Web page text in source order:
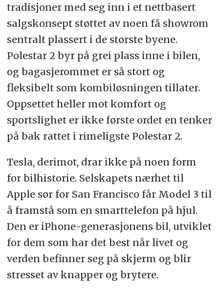
tradisjoner med seg inn i et nettbasert
salgskonsept støttet av noen få showrom
sentralt plassert i de største byene.
Polestar 2 byr på grei plass inne i bilen,
og bagasjerommet er så stort og
fleksibelt som kombiløsningen tillater.
Oppsettet heller mot komfort og
sportslighet er ikke første ordet en tenker
på bak rattet i rimeligste Polestar 2.
Tesla, derimot, drar ikke på noen form
for bilhistorie. Selskapets nærhet til
Apple sør for San Francisco får Model 3 til
å framstå som en smarttelefon på hjul.
Den er iPhone-generasjonens bil, utviklet
for dem som har det best når livet og
verden befinner seg på skjerm og blir
stresset av knapper og brytere.